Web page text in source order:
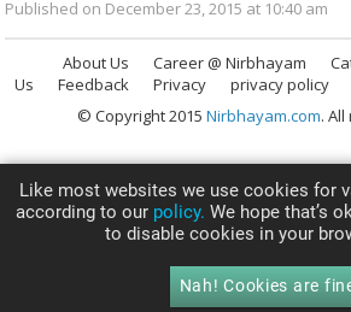
Published on December 23, 2015 at 10:40 am
About Us Career @ Nirbhayam
Us
Feedback Privacy privacy policy
© Copyright 2015 Nirbhayam.com.
Like most websites we use cookies for
according to our policy. We hope that’s
to disable cookies in your
Nah! Cookies are